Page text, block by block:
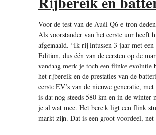
Voor de test van de Audi Q6 e-tron
Als voorstander van het eerste uur heeft
afgemaald. “Ik rij intussen 3 jaar met
Edition, dus één van de eersten op de
vandaag merk je toch een flinke evolutie
het rijbereik en de prestaties van de
eerste EV’s van de nieuwe generatie,
is dat nog steeds 580 km en in de winter
je al wat mee. Het bereik ligt een flink
markt zijn. Dat is een groot voordeel, net